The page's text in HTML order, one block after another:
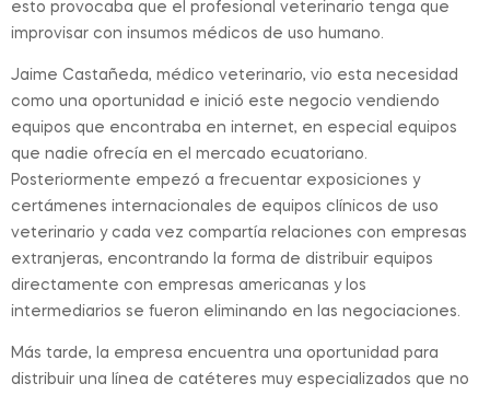
esto provocaba que el profesional veterinario tenga que
improvisar con insumos médicos de uso humano.
Jaime Castañeda, médico veterinario, vio esta necesidad
como una oportunidad e inició este negocio vendiendo
equipos que encontraba en internet, en especial equipos
que nadie ofrecía en el mercado ecuatoriano.
Posteriormente empezó a frecuentar exposiciones y
certámenes internacionales de equipos clínicos de uso
veterinario y cada vez compartía relaciones con empresas
extranjeras, encontrando la forma de distribuir equipos
directamente con empresas americanas y los
intermediarios se fueron eliminando en las negociaciones.
Más tarde, la empresa encuentra una oportunidad para
distribuir una línea de catéteres muy especializados que no